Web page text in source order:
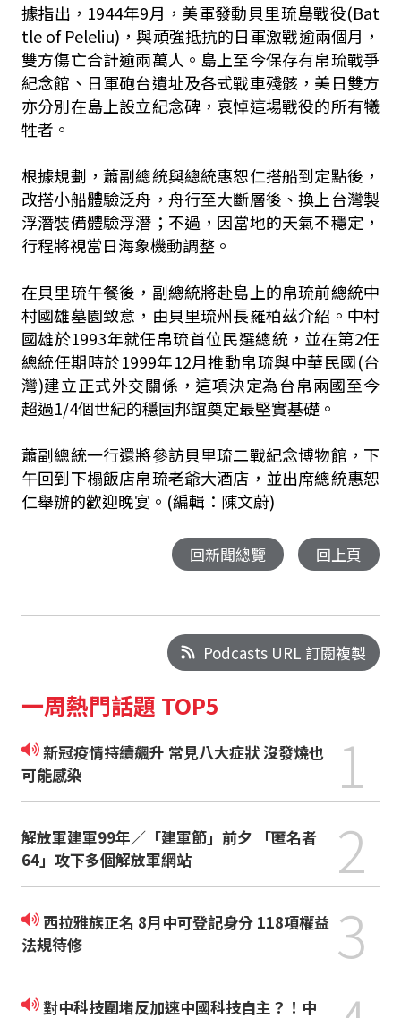
據指出，1944年9月，美軍發動貝里琉島戰役(Bat
tle of Peleliu)，與頑強抵抗的日軍激戰逾兩個月，
雙方傷亡合計逾兩萬人。島上至今保存有帛琉戰爭
紀念館、日軍砲台遺址及各式戰車殘骸，美日雙方
亦分別在島上設立紀念碑，哀悼這場戰役的所有犧
牲者。
根據規劃，蕭副總統與總統惠恕仁搭船到定點後，
改搭小船體驗泛舟，舟行至大斷層後、換上台灣製
浮潛裝備體驗浮潛；不過，因當地的天氣不穩定，
行程將視當日海象機動調整。
在貝里琉午餐後，副總統將赴島上的帛琉前總統中
村國雄墓園致意，由貝里琉州長羅柏茲介紹。中村
國雄於1993年就任帛琉首位民選總統，並在第2任
總統任期時於1999年12月推動帛琉與中華民國(台
灣)建立正式外交關係，這項決定為台帛兩國至今
超過1/4個世紀的穩固邦誼奠定最堅實基礎。
蕭副總統一行還將參訪貝里琉二戰紀念博物館，下
午回到下榻飯店帛琉老爺大酒店，並出席總統惠恕
仁舉辦的歡迎晚宴。(編輯：陳文蔚)
回新聞總覽 回上頁
Podcasts URL 訂閱複製
一周熱門話題 TOP5
新冠疫情持續飆升 常見八大症狀 沒發燒也
可能感染
1
解放軍建軍99年／「建軍節」前夕 「匿名者
64」攻下多個解放軍網站
2
西拉雅族正名 8月中可登記身分 118項權益
法規待修
3
對中科技圍堵反加速中國科技自主？！中